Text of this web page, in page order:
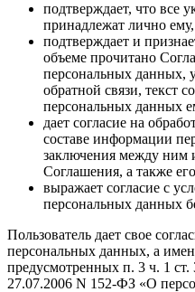
подтверждает, что все
принадлежат лично ему,
подтверждает и
объеме прочитано
персональных данных,
обратной связи, текст
персональных данных
дает согласие на
составе информации
заключения между ним
Соглашения, а также
выражает согласие с
персональных данных
Пользователь дает свое
персональных данных, а
предусмотренных п. 3 ч. 1 ст.
27.07.2006 N 152-ФЗ «О